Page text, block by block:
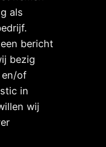
als
bericht
bezig
en/of
in
wij